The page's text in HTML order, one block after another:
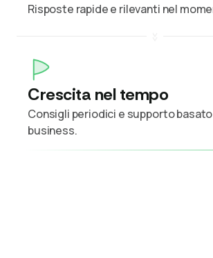
Risposte rapide e rilevanti nel
Crescita nel tempo
Consigli periodici e supporto
business.